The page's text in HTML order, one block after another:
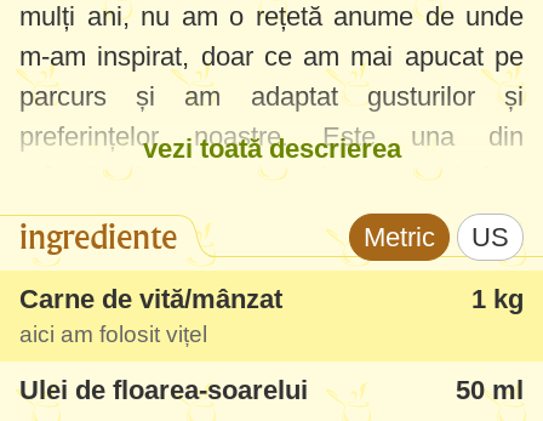
mulți ani, nu am o rețetă anume de unde
m-am inspirat, doar ce am mai apucat pe
parcurs și am adaptat gusturilor și
preferințelor noastre. Este una din
mâncărurile cele mai reușite pe care le fac,
foarte apreciată de bărbați mai ales :) .
Gustul, aroma și textura sunt perfecte,
urmați exact pașii și observați cât de
simplu este dar cu un rezultat excelent și
exemplar.
vezi toată descrierea
ingrediente Metric US
Carne de vită/mânzat 1 kg
aici am folosit vițel
Ulei de floarea-soarelui 50 ml